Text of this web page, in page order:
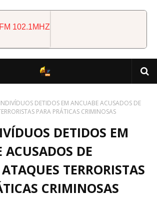
ÚtuFM 102.1MHZ
DETIDOS EM ANCUABE ACUSADOS DE
PARA PRÁTICAS CRIMINOSAS
DETIDOS EM
ACUSADOS DE
TERRORISTAS
CRIMINOSAS